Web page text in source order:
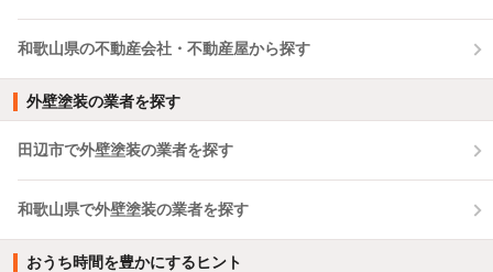
和歌山県の不動産会社・不動産屋から探す
外壁塗装の業者を探す
田辺市で外壁塗装の業者を探す
和歌山県で外壁塗装の業者を探す
おうち時間を豊かにするヒント